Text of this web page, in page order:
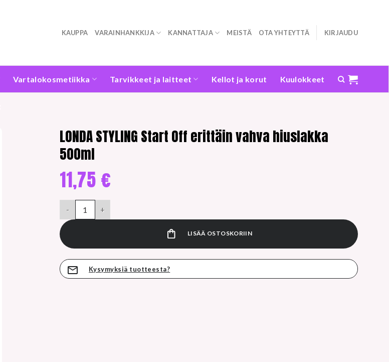
KAUPPA VARAINHANKKIJA KANNATTAJA MEISTÄ OTA YHTEYTTÄ KIRJAUDU
Vartalokosmetiikka Tarvikkeet ja laitteet Kellot ja korut Kuulokkeet
LONDA STYLING Start Off erittäin vahva hiuslakka
500ml
11,75 €
LISÄÄ OSTOSKORIIN
Kysymyksiä tuotteesta?